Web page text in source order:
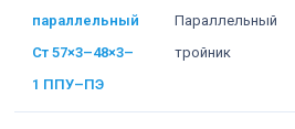
параллельный
Ст 57×3–48×3–
1 ППУ–ПЭ
Параллельный
тройник